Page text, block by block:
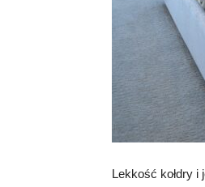
Lekkość kołdry i